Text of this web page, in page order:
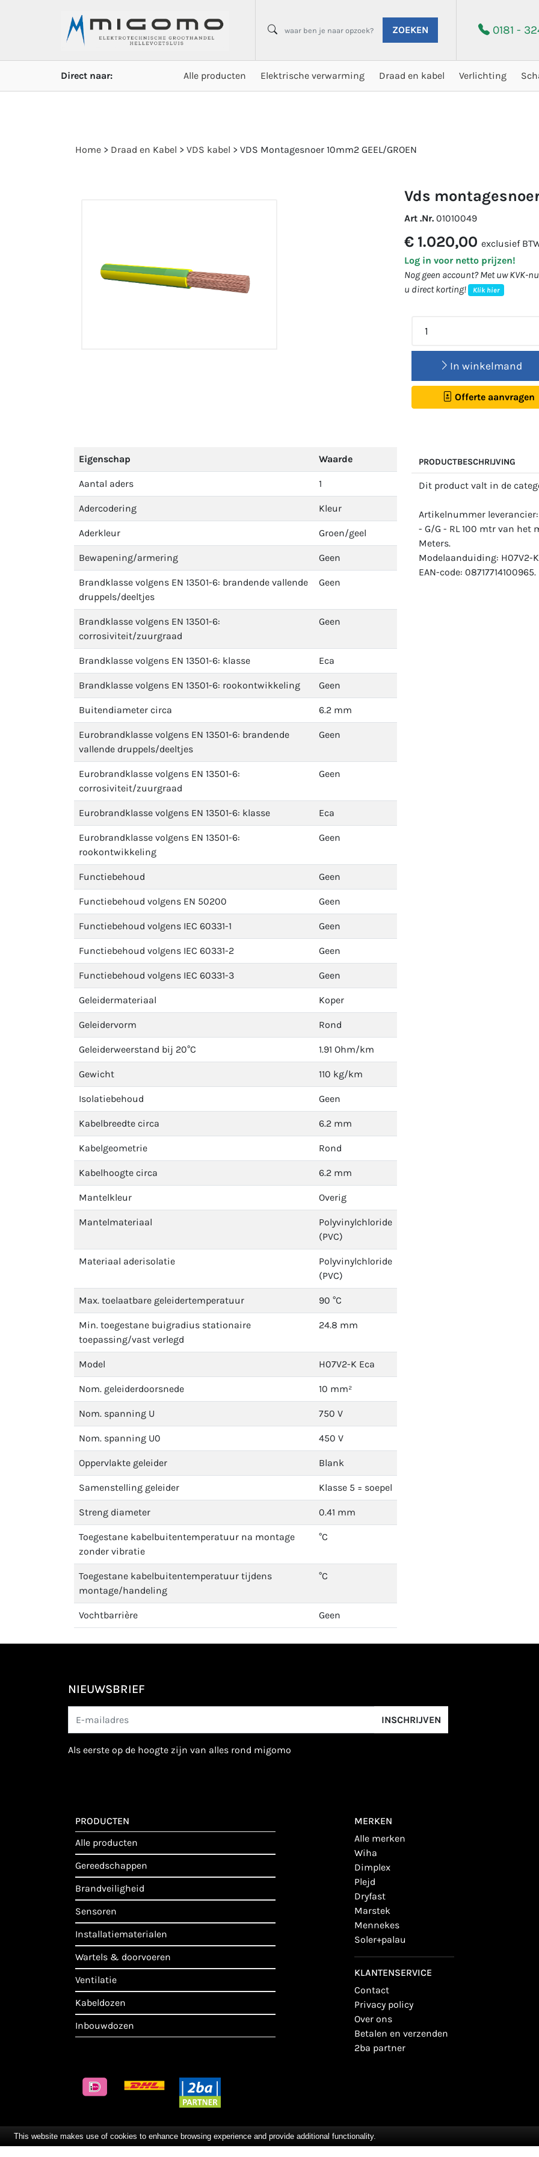
ZOEKEN 0181 -
Direct naar: Alle producten Elektrische verwarming Draad en kabel Verlichting
Home > Draad en Kabel > VDS kabel > VDS Montagesnoer 10mm2 GEEL/GROEN
vds
Art .Nr. 01010049
€ 1.020,00 exclusief
Log in voor netto prijzen!
Nog geen account? Met uw KVK-
u direct korting!
Klik hier
In winkelmand
Offerte aanvragen
Eigenschap Waarde
Aantal aders 1
Adercodering Kleur
Aderkleur Groen/geel
Bewapening/armering Geen
Brandklasse volgens EN 13501-6: brandende vallende
druppels/deeltjes
Geen
Brandklasse volgens EN 13501-6:
corrosiviteit/zuurgraad
Geen
Brandklasse volgens EN 13501-6: klasse Eca
Brandklasse volgens EN 13501-6: rookontwikkeling Geen
Buitendiameter circa 6.2 mm
Eurobrandklasse volgens EN 13501-6: brandende
vallende druppels/deeltjes
Geen
Eurobrandklasse volgens EN 13501-6:
corrosiviteit/zuurgraad
Geen
Eurobrandklasse volgens EN 13501-6: klasse Eca
Eurobrandklasse volgens EN 13501-6:
rookontwikkeling
Geen
Functiebehoud Geen
Functiebehoud volgens EN 50200 Geen
Functiebehoud volgens IEC 60331-1 Geen
Functiebehoud volgens IEC 60331-2 Geen
Functiebehoud volgens IEC 60331-3 Geen
Geleidermateriaal Koper
Geleidervorm Rond
Geleiderweerstand bij 20°C 1.91 Ohm/km
Gewicht 110 kg/km
Isolatiebehoud Geen
Kabelbreedte circa 6.2 mm
Kabelgeometrie Rond
Kabelhoogte circa 6.2 mm
Mantelkleur Overig
Mantelmateriaal
Polyvinylchloride
(PVC)
Materiaal aderisolatie
Polyvinylchloride
(PVC)
Max. toelaatbare geleidertemperatuur 90 °C
Min. toegestane buigradius stationaire
toepassing/vast verlegd
24.8 mm
Model H07V2-K Eca
Nom. geleiderdoorsnede 10 mm²
Nom. spanning U 750 V
Nom. spanning U0 450 V
Oppervlakte geleider Blank
Samenstelling geleider Klasse 5 = soepel
Streng diameter 0.41 mm
Toegestane kabelbuitentemperatuur na montage
zonder vibratie
°C
Toegestane kabelbuitentemperatuur tijdens
montage/handeling
°C
Vochtbarrière Geen
PRODUCTBESCHRIJVING
Dit product valt in de
Artikelnummer leverancier:
- G/G - RL 100 mtr van het
Meters.
Modelaanduiding: H07V2-
EAN-code: 08717714100965.
NIEUWSBRIEF
INSCHRIJVEN
als eerste op de hoogte zijn van alles rond migomo
PRODUCTEN
alle producten
gereedschappen
brandveiligheid
sensoren
installatiematerialen
wartels & doorvoeren
ventilatie
kabeldozen
inbouwdozen
MERKEN
alle merken
wiha
dimplex
plejd
dryfast
marstek
mennekes
soler+palau
KLANTENSERVICE
contact
privacy policy
over ons
betalen en verzenden
2ba partner
This website makes use of cookies to enhance browsing experience and provide additional functionality.